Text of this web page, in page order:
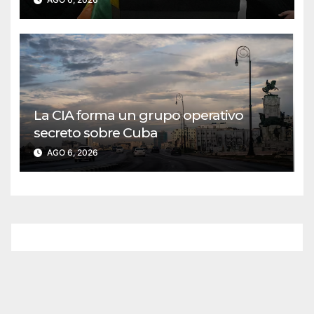
La CIA forma un grupo operativo
secreto sobre Cuba
AGO 6, 2026